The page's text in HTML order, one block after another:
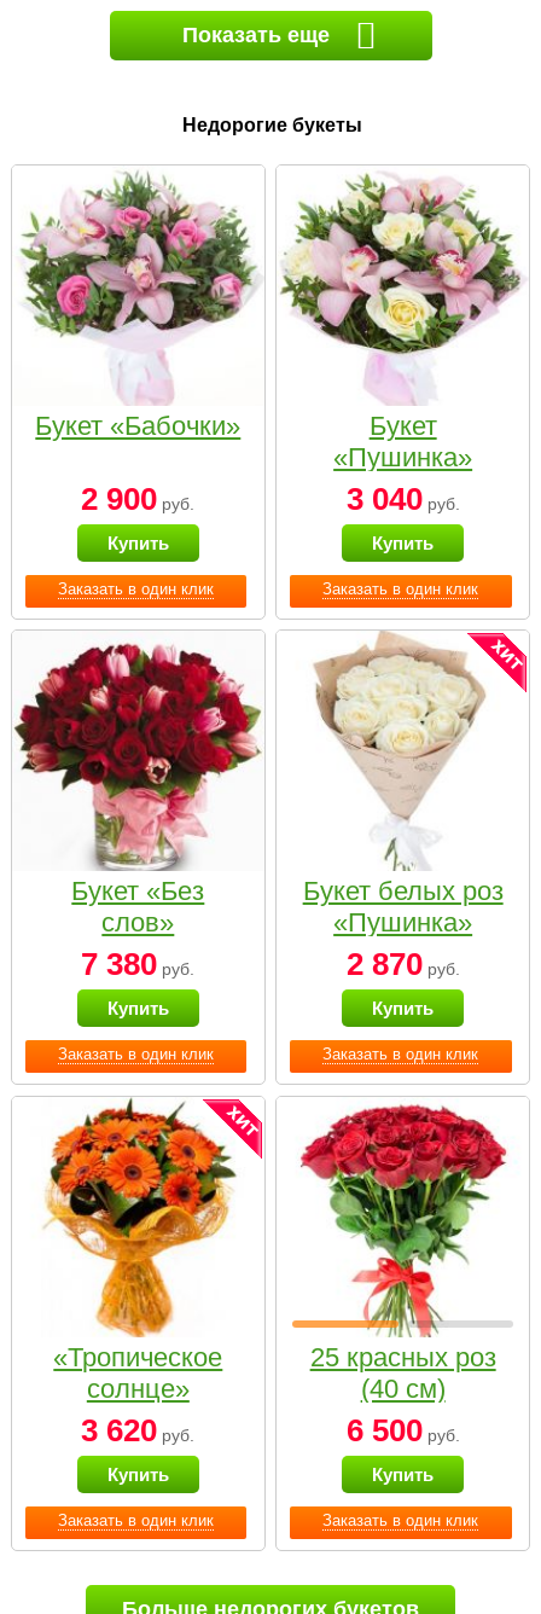
Показать еще
Недорогие букеты
Заказать в один клик
Букет «Бабочки»
2 900 руб.
Купить
Заказать в один клик
Букет
«Пушинка»
3 040руб.
Купить
Заказать в один клик
Букет «Без
слов»
7 380 руб.
Купить
Заказать в один клик
Букет белых роз
«Пушинка»
2 870руб.
Купить
Заказать в один клик
«Тропическое
солнце»
3 620 руб.
Купить
Заказать в один клик
25 красных роз
(40 см)
6 500руб.
Купить